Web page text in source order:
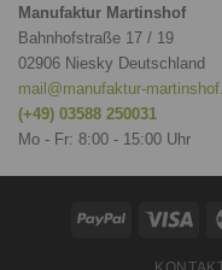
Manufaktur Martinshof
Bahnhofstraße 17 / 19
02906 Niesky Deutschland
mail@manufaktur-
(+49) 03588 250031
Mo - Fr: 8:00 - 15:00 Uhr